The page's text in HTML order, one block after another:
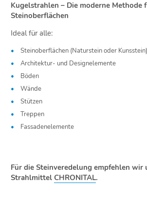
Kugelstrahlen – Die moderne Methode
Steinoberflächen
Ideal für alle:
Steinoberflächen (Naturstein oder Kunsstein)
Architektur- und Designelemente
Böden
Wände
Stützen
Treppen
Fassadenelemente
Für die Steinveredelung empfehlen wir
StrahlmittelCHRONITAL.